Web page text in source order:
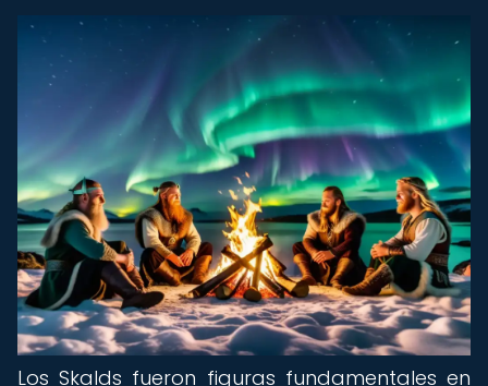
Los Skalds fueron figuras fundamentales en